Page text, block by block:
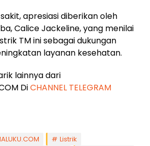
apresiasi diberikan oleh
Calice Jackeline, yang menilai
TM ini sebagai dukungan
layanan kesehatan.
lainnya dari
DiCHANNEL TELEGRAM
Listrik